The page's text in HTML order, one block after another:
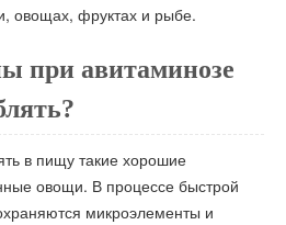
овощах, фруктах и рыбе.
при авитаминозе
в пищу такие хорошие
овощи. В процессе быстрой
микроэлементы и